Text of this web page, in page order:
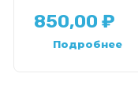
850,00 ₽
Подробнее